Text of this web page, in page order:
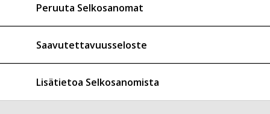
Peruuta Selkosanomat
Saavutettavuusseloste
Lisätietoa Selkosanomista